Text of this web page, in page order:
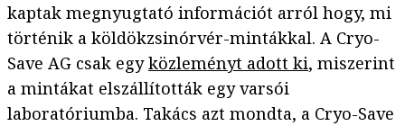
kaptak megnyugtató információt arról hogy, mi
történik a köldökzsinórvér-mintákkal. A Cryo-
Save AG csak egyközleményt adott ki, miszerint
a mintákat elszállították egy varsói
laboratóriumba. Takács azt mondta, a Cryo-Save